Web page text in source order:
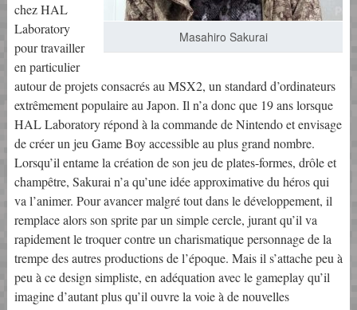
Masahiro Sakurai
chez HAL
Laboratory
pour travailler
en particulier
autour de projets consacrés au MSX2, un standard d’ordinateurs
extrêmement populaire au Japon. Il n’a donc que 19 ans lorsque
HAL Laboratory répond à la commande de Nintendo et envisage
de créer un jeu Game Boy accessible au plus grand nombre.
Lorsqu’il entame la création de son jeu de plates-formes, drôle et
champêtre, Sakurai n’a qu’une idée approximative du héros qui
va l’animer. Pour avancer malgré tout dans le développement, il
remplace alors son sprite par un simple cercle, jurant qu’il va
rapidement le troquer contre un charismatique personnage de la
trempe des autres productions de l’époque. Mais il s’attache peu à
peu à ce design simpliste, en adéquation avec le gameplay qu’il
imagine d’autant plus qu’il ouvre la voie à de nouvelles